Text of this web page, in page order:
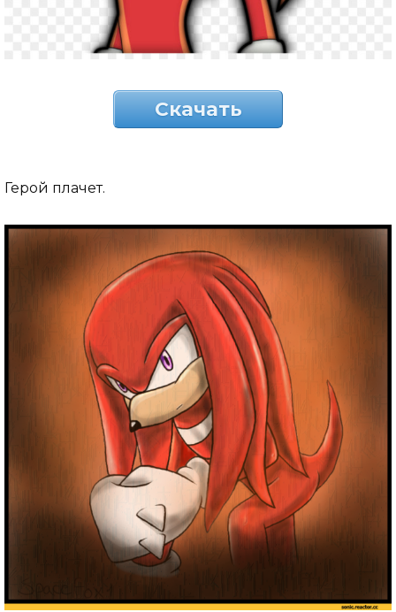
Скачать
Герой плачет.